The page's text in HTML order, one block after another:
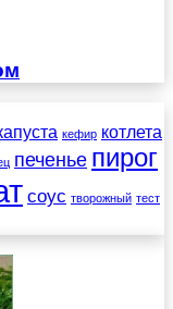
кефир котлета
печенье пирог
соус творожный тест